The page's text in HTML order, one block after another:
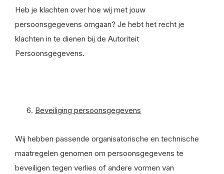
Heb je klachten over hoe wij met jouw
persoonsgegevens omgaan? Je hebt het recht je
klachten in te dienen bij de Autoriteit
Persoonsgegevens.
Beveiliging persoonsgegevens
Wij hebben passende organisatorische en technische
maatregelen genomen om persoonsgegevens te
beveiligen tegen verlies of andere vormen van